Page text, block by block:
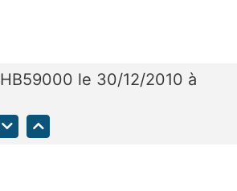
HB59000 le 30/12/2010 à